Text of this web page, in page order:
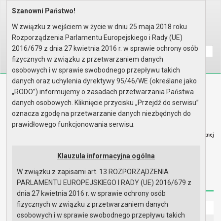
Home Organy Rada Miejska
Wyszukaj na stronie:
A AA
Biuletyn Informacji Publicznej
Urząd Miasta i Gminy w Gryfinie
Redakcja Instrukcja korzystania Dostępność
Strona główna
Szanowni Państwo!
W związku z wejściem w życie w dniu 25 maja 2018 roku
Rozporządzenia Parlamentu Europejskiego i Rady (UE)
2016/679 z dnia 27 kwietnia 2016 r. w sprawie ochrony osób
fizycznych w związku z przetwarzaniem danych
osobowych i w sprawie swobodnego przepływu takich
danych oraz uchylenia dyrektywy 95/46/WE (określane jako
„RODO”) informujemy o zasadach przetwarzania Państwa
danych osobowych. Kliknięcie przycisku „Przejdź do serwisu”
oznacza zgodę na przetwarzanie danych niezbędnych do
prawidłowego funkcjonowania serwisu.
Klauzula informacyjna ogólna
W związku z zapisami art. 13 ROZPORZĄDZENIA
PARLAMENTU EUROPEJSKIEGO I RADY (UE) 2016/679 z
dnia 27 kwietnia 2016 r. w sprawie ochrony osób
fizycznych w związku z przetwarzaniem danych
osobowych i w sprawie swobodnego przepływu takich